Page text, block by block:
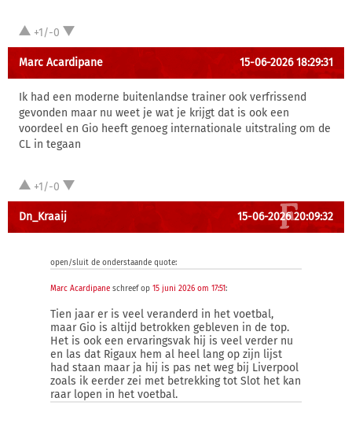
+1/-0
Marc Acardipane 15-06-2026 18:29:31
Ik had een moderne buitenlandse trainer ook verfrissend
gevonden maar nu weet je wat je krijgt dat is ook een
voordeel en Gio heeft genoeg internationale uitstraling om de
CL in tegaan
+1/-0
Dn_Kraaij 15-06-2026 20:09:32
open/sluit de onderstaande quote:
Marc Acardipane schreef op 15 juni 2026 om 17:51:
Tien jaar er is veel veranderd in het voetbal,
maar Gio is altijd betrokken gebleven in de top.
Het is ook een ervaringsvak hij is veel verder nu
en las dat Rigaux hem al heel lang op zijn lijst
had staan maar ja hij is pas net weg bij Liverpool
zoals ik eerder zei met betrekking tot Slot het kan
raar lopen in het voetbal.